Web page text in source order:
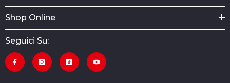
Shop Online
Seguici Su: